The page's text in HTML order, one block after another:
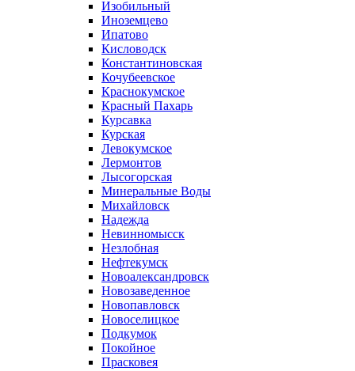
Изобильный
Иноземцево
Ипатово
Кисловодск
Константиновская
Кочубеевское
Краснокумское
Красный Пахарь
Курсавка
Курская
Левокумское
Лермонтов
Лысогорская
Минеральные Воды
Михайловск
Надежда
Невинномысск
Незлобная
Нефтекумск
Новоалександровск
Новозаведенное
Новопавловск
Новоселицкое
Подкумок
Покойное
Прасковея